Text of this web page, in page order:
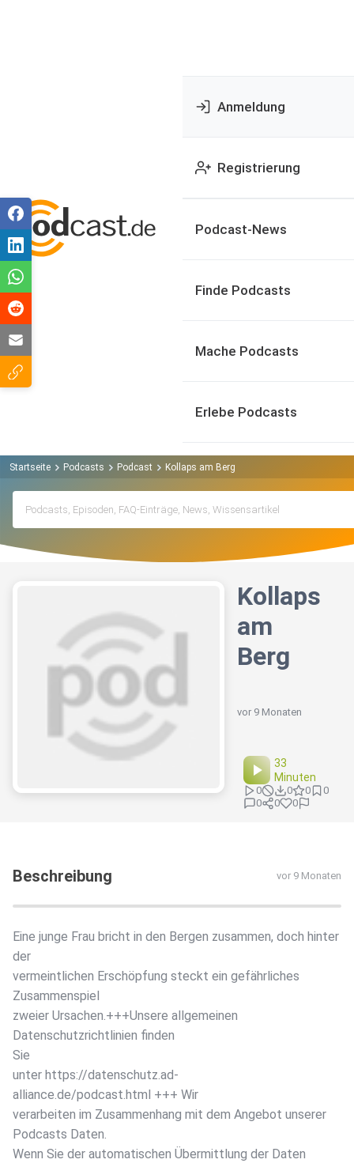
Anmeldung
Registrierung
Podcast-News
Finde Podcasts
Mache Podcasts
Erlebe Podcasts
Startseite Podcasts Podcast Kollaps am Berg
Kollaps
am
Berg
vor 9 Monaten
33
Minuten
0 0 0
0
0
0 0
Beschreibung vor 9 Monaten
Eine junge Frau bricht in den Bergen zusammen, doch hinter
der
vermeintlichen Erschöpfung steckt ein gefährliches
Zusammenspiel
zweier Ursachen.+++Unsere allgemeinen
Datenschutzrichtlinien finden
Sie
unter https://datenschutz.ad-
alliance.de/podcast.html +++ Wir
verarbeiten im Zusammenhang mit dem Angebot unserer
Podcasts Daten.
Wenn Sie der automatischen Übermittlung der Daten